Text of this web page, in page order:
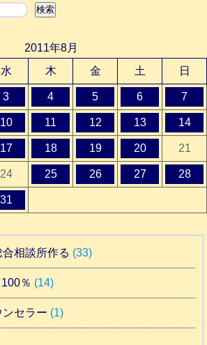
検索
2011年8月
水 木 金 土 日
3 4 5 6 7
10 11 12 13 14
17 18 19 20 21
24 25 26 27 28
31
相談所作る (33)
％ (14)
セラー (1)